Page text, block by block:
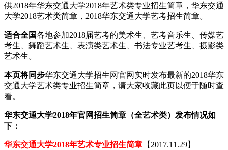
供2018年华东交通大学2018年艺术类专业招生简章，华东交通
大学2018艺术类简章，2018华东交通大学艺考招生简章。
适合全国各地参加2018届艺考的美术生、艺考音乐生、传媒艺
考生、舞蹈艺术生、表演类艺术生、书法专业艺考生、摄影类
艺术生。
本页将同步华东交通大学招生网官网实时发布最新的2018华东
交通大学艺术类专业招生简章，请大家收藏此页以便于随时查
看。
华东交通大学2018年官网招生简章（全艺术类）发布情况如
下：
华东交通大学2018年艺术专业招生简章 【2017.11.29】